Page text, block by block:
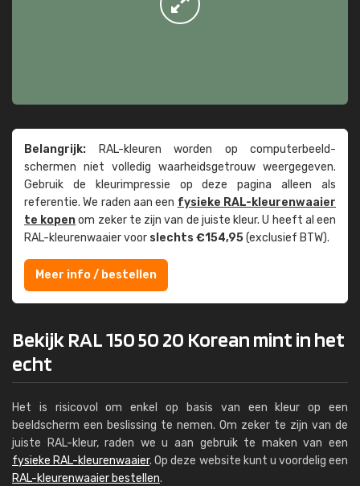
Belangrijk: RAL-kleuren worden op computer­beeld­
schermen niet volledig waarheids­­getrouw weer­gegeven.
Gebruik de kleur­impressie op deze pagina alleen als
referentie. We raden aan een fysieke RAL-kleuren­waaier
te kopenom zeker te zijn van de juiste kleur. U heeft al een
RAL-kleuren­waaier voor slechts €154,95(exclusief BTW).
Meer info / bestellen
Bekijk RAL 150 50 20 Korean mint in het
echt
Het is risicovol om enkel op basis van een kleur op een
beeldscherm een beslissing te nemen. Om zeker te zijn van de
juiste RAL-kleur, raden we u aan gebruik te maken van een
fysieke RAL-kleurenwaaier. Op deze website kunt u voordelig een
RAL-kleurenwaaier bestellen.